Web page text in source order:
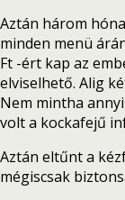
Aztán három
minden menü
Ft -ért kap az
elviselhető. Alig
Nem mintha
volt a kockafejű
Aztán eltűnt a
mégiscsak